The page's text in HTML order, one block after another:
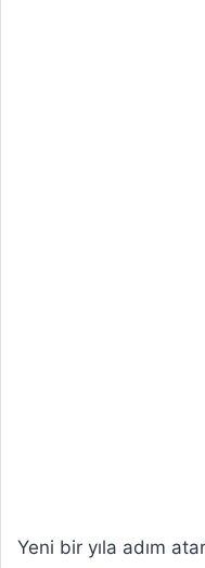
Yeni bir yıla adım